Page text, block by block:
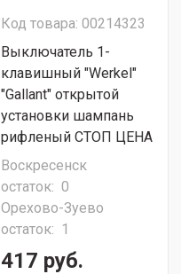
Код товара: 00214323
Выключатель 1-
клавишный "Werkel"
"Gallant" открытой
установки шампань
рифленый СТОП ЦЕНА
Воскресенск
остаток: 0
Орехово-Зуево
остаток: 1
417 руб.